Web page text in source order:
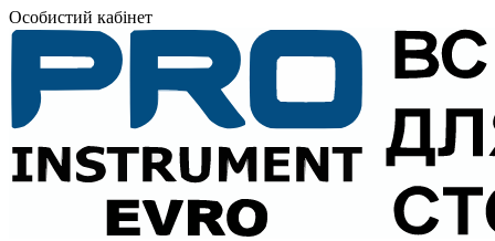
Особистий кабінет